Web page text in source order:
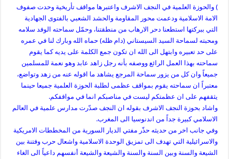
) والحوزة العلمية في النجف الاشرف واعتبرها مواقف تأريخية وحدت صفوف
الامة الاسلامية ودعمت محور المقاومة والحشد الشعبي بالفتوى الجهادية
التي ببركتها استطعنا دحر الارهاب من منطقتنا، وحمّل سماحته الوفد سلامه
ومحبته لسماحة السيد السيستاني (دام ظله) حماه الله وبارك لنا في عمره
على حد تعبيره وابتهل الى الله ان تكون جمع الكلمة على يديه كما يقوم
سماحته بهذا العمل الرائع ووصفه بأنه رجل زاهد عابد وهو نعمة للمسلمين
جميعاً وان كل من يزور سماحة المرجع يشاهد ما اقوله عنه من زهد وتواضع،
معتبراً ان سماحته يقوم بمواقف عظمى لطلبة الحوزة العلمية جميعا حينما
يثقفهم على ان عظمتكم ليست في مناصبكم انما في مواقفكم.
واشاد بحوزة النجف الاشرف بقوله ان النجف صدّرت مدارس علمية في العالم
الاسلامي كبيرة جداً من اندنوسيا الى المغرب.
وفي جانب اخر من حديثه حذّر مفتي الديار السورية من المخططات الامريكية
والاسرائيلية التي تهدف الى تمزيق الوحدة الاسلامية واشعال حرب وفتنة بين
الشيعة والسنة وبين السنة والسنة والشيعة والشيعة أنفسهم داعياً الى الغاء